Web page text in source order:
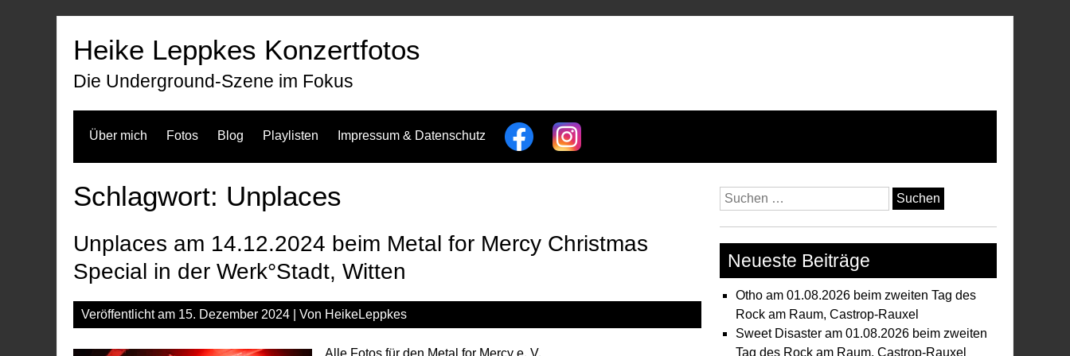
Heike Leppkes Konzertfotos
Die Underground-Szene im Fokus
Über mich Fotos Blog Playlisten Impressum & Datenschutz
Schlagwort: Unplaces
Unplaces am 14.12.2024 beim Metal for Mercy Christmas
Special in der Werk°Stadt, Witten
Veröffentlicht am 15. Dezember 2024 | Von HeikeLeppkes
Alle Fotos für den Metal for Mercy e. V.
Suchen
nach:
Neueste Beiträge
Otho am 01.08.2026 beim zweiten Tag des
Rock am Raum, Castrop-Rauxel
Sweet Disaster am 01.08.2026 beim zweiten
Tag des Rock am Raum, Castrop-Rauxel